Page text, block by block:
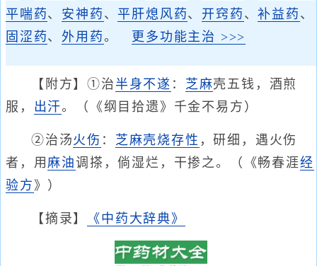
平喘药、 安神药 、 平肝熄风药、 开窍药 、补益药 、
固涩药、外用药。 更多功能主治 >>>
【附方】①治 半身不遂 ： 芝麻壳五钱，酒煎
服， 出汗。（《纲目拾遗》千金不易方）
②治汤火伤 ： 芝麻壳烧存性 ，研细，遇火伤
者，用麻油调搽，倘湿烂，干掺之。（《畅春涯经
验方 》）
【摘录】 《中药大辞典》